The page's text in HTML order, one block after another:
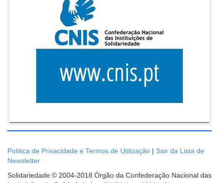
Política de Privacidade e Termos de Utilização | Sair da Lista de
Newsletter
Solidariedade © 2004-2018 Órgão da Confederação Nacional das